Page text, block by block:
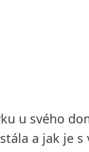
u svého
a jak je s